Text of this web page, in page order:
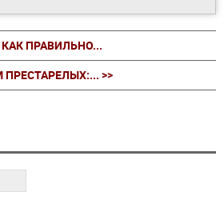
КАК ПРАВИЛЬНО...
>>